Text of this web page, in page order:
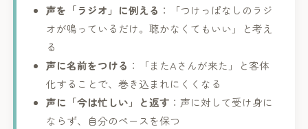
声を「ラジオ」に例える ：「つけっぱなしのラジ
オが鳴っているだけ。聴かなくてもいい」と考え
る
声に名前をつける ：「またAさんが来た」と客体
化することで、巻き込まれにくくなる
声に「今は忙しい」と返す ：声に対して受け身に
ならず、自分のペースを保つ